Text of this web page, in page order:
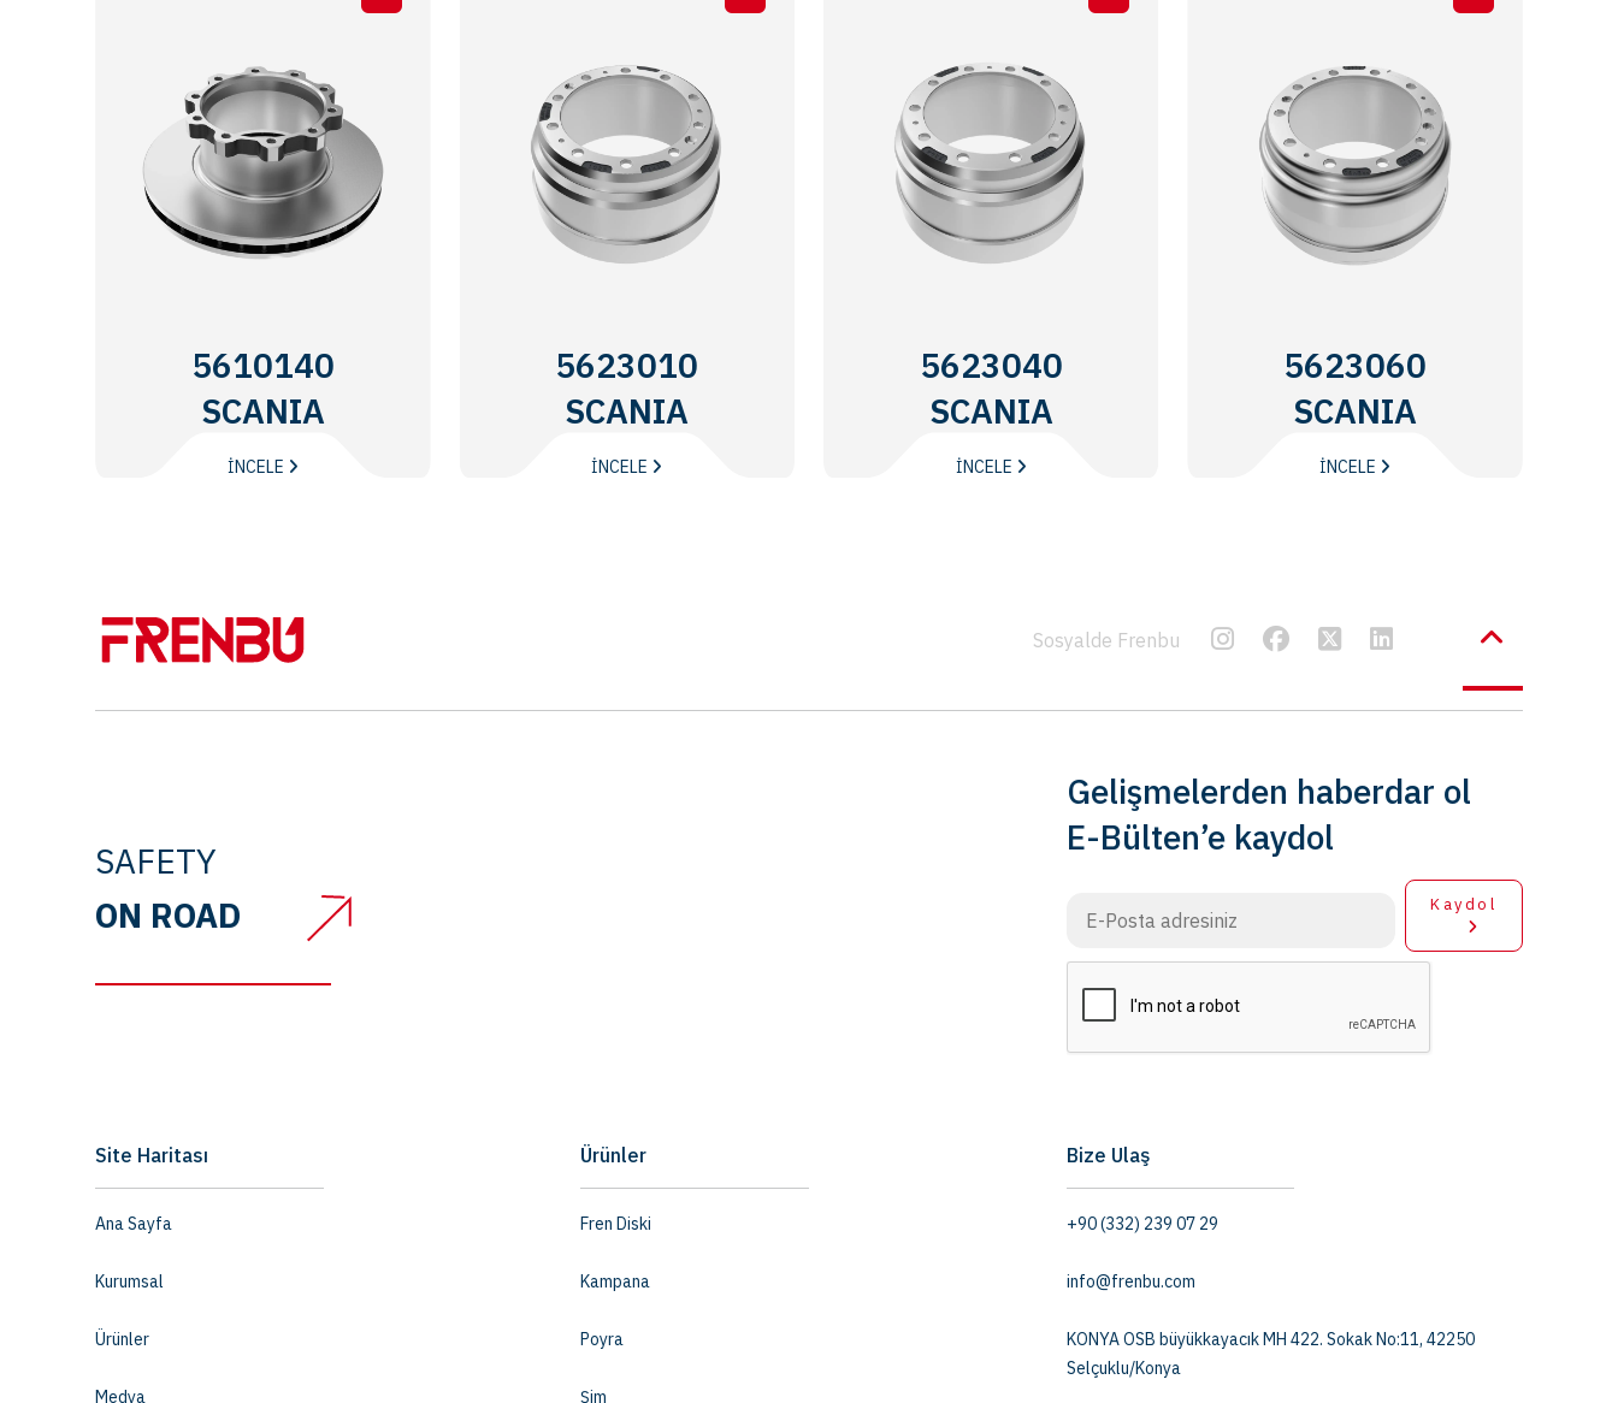
5610140
SCANIA
İNCELE
5623010
SCANIA
İNCELE
5623040
SCANIA
İNCELE
5623060
SCANIA
İNCELE
Sosyalde Frenbu
SAFETY
ON ROAD
Gelişmelerden haberdar ol
E-Bülten’e kaydol
Site Haritası
Ana Sayfa
Kurumsal
Ürünler
Medya
Ürünler
Fren Diski
Kampana
Poyra
Şim
Bize Ulaş
+90 (332) 239 07 29
info@frenbu.com
KONYA OSB büyükkayacık MH 422. Sokak No:11, 42250
Selçuklu/Konya